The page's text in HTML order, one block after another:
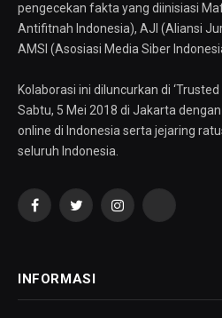
pengecekan fakta yang diinisiasi
Antifitnah Indonesia), AJI (Aliansi
AMSI (Asosiasi Media Siber
Kolaborasi ini diluncurkan di
Sabtu, 5 Mei 2018 di Jakarta
online di Indonesia serta jejaring
seluruh Indonesia.
FacebookTwitterInstagramYouTube
INFORMASI